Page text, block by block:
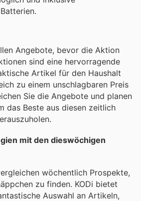
Angebote, bevor die Aktion
sind eine hervorragende
Artikel für den Haushalt
zu einem unschlagbaren Preis
Sie die Angebote und planen
das Beste aus diesen zeitlich
mit den dieswöchigen
wöchentlich Prospekte,
zu finden. KODi bietet
Auswahl an Artikeln,